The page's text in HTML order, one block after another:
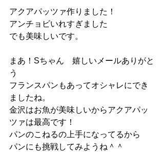
アクアパッツァ作りました！
アンチョビいれすぎました
でも美味しいです。
まあ！Sちゃん　嬉しいメールありがと
う
フランスパンもあってオシャレにでき
ましたね。
金沢はお魚が美味しいからアクアパッ
ツァは最高です！
パンのこねるの上手になってるから
パンにも挑戦してみようね＾＾